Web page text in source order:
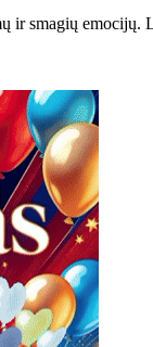
ir smagių